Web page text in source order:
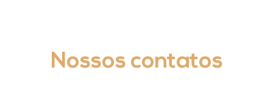
Nossos contatos